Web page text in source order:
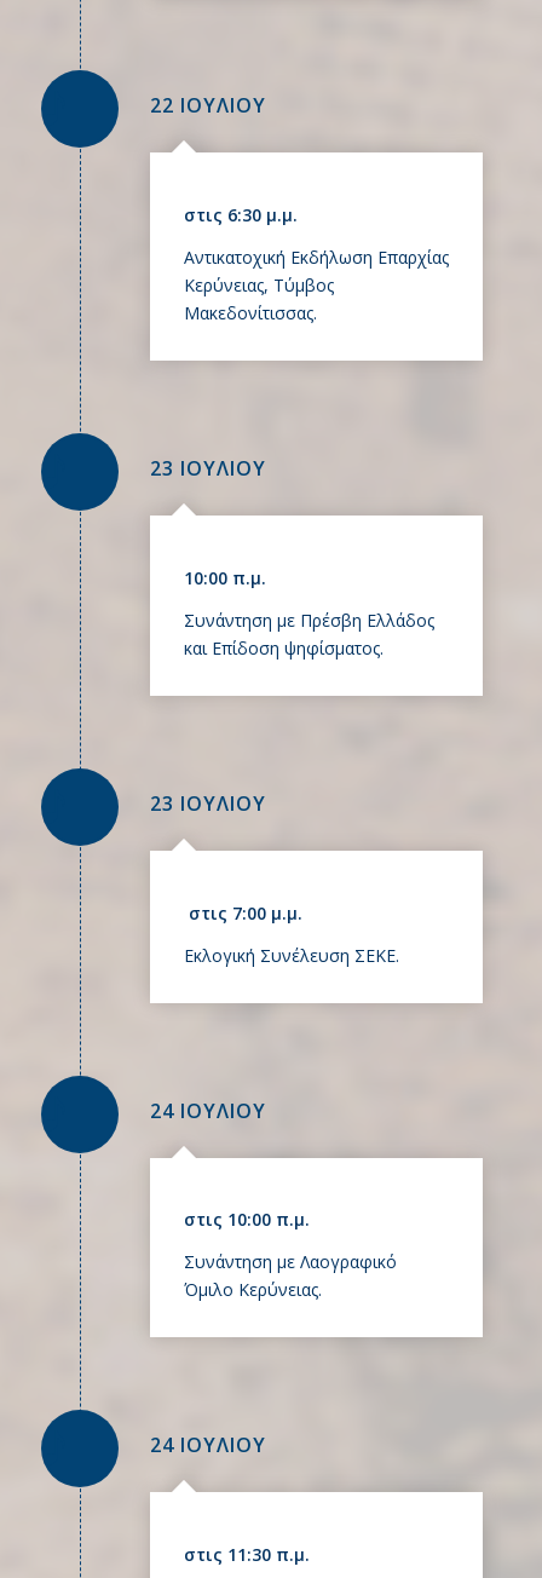
22 ΙΟΥΛΙΟΥ
στις 6:30 μ.μ.
Αντικατοχική Εκδήλωση Επαρχίας
Κερύνειας, Τύμβος
Μακεδονίτισσας.
23 ΙΟΥΛΙΟΥ
10:00 π.μ.
Συνάντηση με Πρέσβη Ελλάδος
και Επίδοση ψηφίσματος.
23 ΙΟΥΛΙΟΥ
στις 7:00 μ.μ.
Εκλογική Συνέλευση ΣΕΚΕ.
24 ΙΟΥΛΙΟΥ
στις 10:00 π.μ.
Συνάντηση με Λαογραφικό
Όμιλο Κερύνειας.
24 ΙΟΥΛΙΟΥ
στις 11:30 π.μ.